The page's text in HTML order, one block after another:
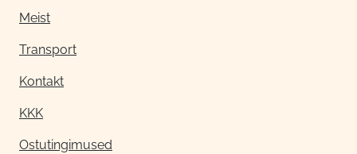
Meist
Transport
Kontakt
KKK
Ostutingimused